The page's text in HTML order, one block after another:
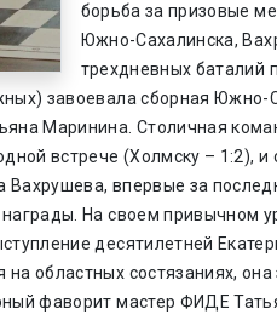
борьба за призовые
Южно-Сахалинска,
трехдневных баталий
завоевала сборная Южно-
Маринина. Столичная
встрече (Холмску – 1:2),
Вахрушева, впервые за
На своем привычном
десятилетней
на областных состязаниях,
фаворит мастер ФИДЕ